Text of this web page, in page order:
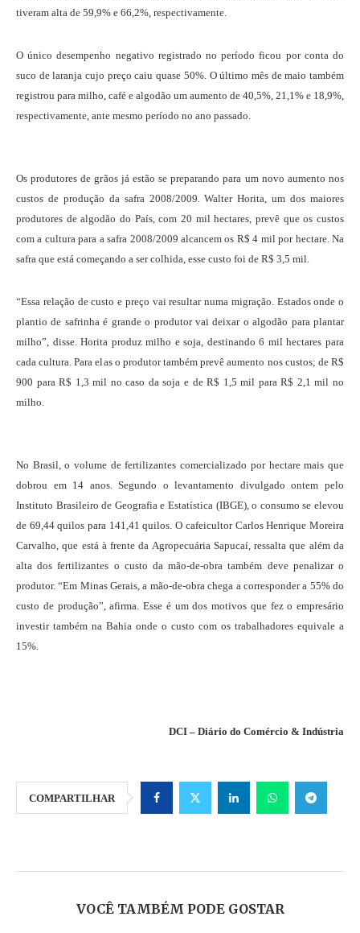
tiveram alta de 59,9% e 66,2%, respectivamente.
O único desempenho negativo registrado no período ficou por conta do
suco de laranja cujo preço caiu quase 50%. O último mês de maio também
registrou para milho, café e algodão um aumento de 40,5%, 21,1% e 18,9%,
respectivamente, ante mesmo período no ano passado.
Os produtores de grãos já estão se preparando para um novo aumento nos
custos de produção da safra 2008/2009. Walter Horita, um dos maiores
produtores de algodão do País, com 20 mil hectares, prevê que os custos
com a cultura para a safra 2008/2009 alcancem os R$ 4 mil por hectare. Na
safra que está começando a ser colhida, esse custo foi de R$ 3,5 mil.
“Essa relação de custo e preço vai resultar numa migração. Estados onde o
plantio de safrinha é grande o produtor vai deixar o algodão para plantar
milho”, disse. Horita produz milho e soja, destinando 6 mil hectares para
cada cultura. Para elas o produtor também prevê aumento nos custos; de R$
900 para R$ 1,3 mil no caso da soja e de R$ 1,5 mil para R$ 2,1 mil no
milho.
No Brasil, o volume de fertilizantes comercializado por hectare mais que
dobrou em 14 anos. Segundo o levantamento divulgado ontem pelo
Instituto Brasileiro de Geografia e Estatística (IBGE), o consumo se elevou
de 69,44 quilos para 141,41 quilos. O cafeicultor Carlos Henrique Moreira
Carvalho, que está à frente da Agropecuária Sapucaí, ressalta que além da
alta dos fertilizantes o custo da mão-de-obra também deve penalizar o
produtor. “Em Minas Gerais, a mão-de-obra chega a corresponder a 55% do
custo de produção”, afirma. Esse é um dos motivos que fez o empresário
investir também na Bahia onde o custo com os trabalhadores equivale a
15%.
DCI – Diário do Comércio & Indústria
COMPARTILHAR
VOCÊ TAMBÉM PODE GOSTAR